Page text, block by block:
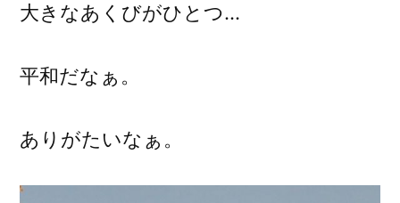
大きなあくびがひとつ…
平和だなぁ。
ありがたいなぁ。